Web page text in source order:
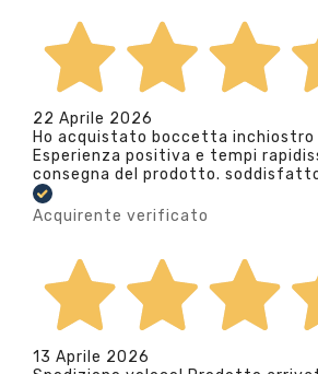
22 Aprile 2026
Ho acquistato boccetta inchiostro
Esperienza positiva e tempi
consegna del prodotto.
Acquirente verificato
13 Aprile 2026